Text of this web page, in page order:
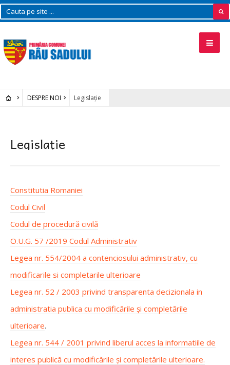
DESPRE NOI Legislație
Legislație
Constitutia Romaniei
Codul Civil
Codul de procedură civilă
O.U.G. 57 /2019 Codul Administrativ
Legea nr. 554/2004 a contenciosului administrativ, cu
modificarile si completarile ulterioare
Legea nr. 52 / 2003 privind transparenta decizionala in
administratia publica cu modificările și completările
ulterioare.
Legea nr. 544 / 2001 privind liberul acces la informatiile de
interes publică cu modificările și completările ulterioare.